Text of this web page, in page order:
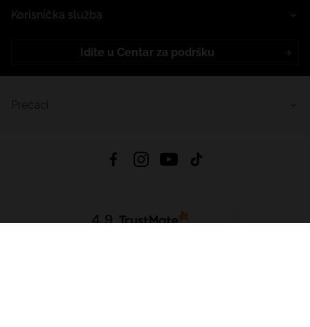
Korisnička služba
Idite u Centar za podršku
4.9